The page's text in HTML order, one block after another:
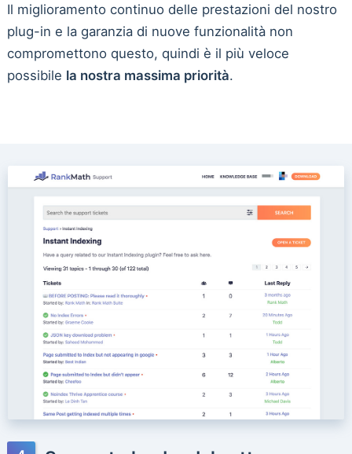
Il miglioramento continuo delle prestazioni del nostro
plug-in e la garanzia di nuove funzionalità non
compromettono questo, quindi è il più veloce
possibile la nostra massima priorità.